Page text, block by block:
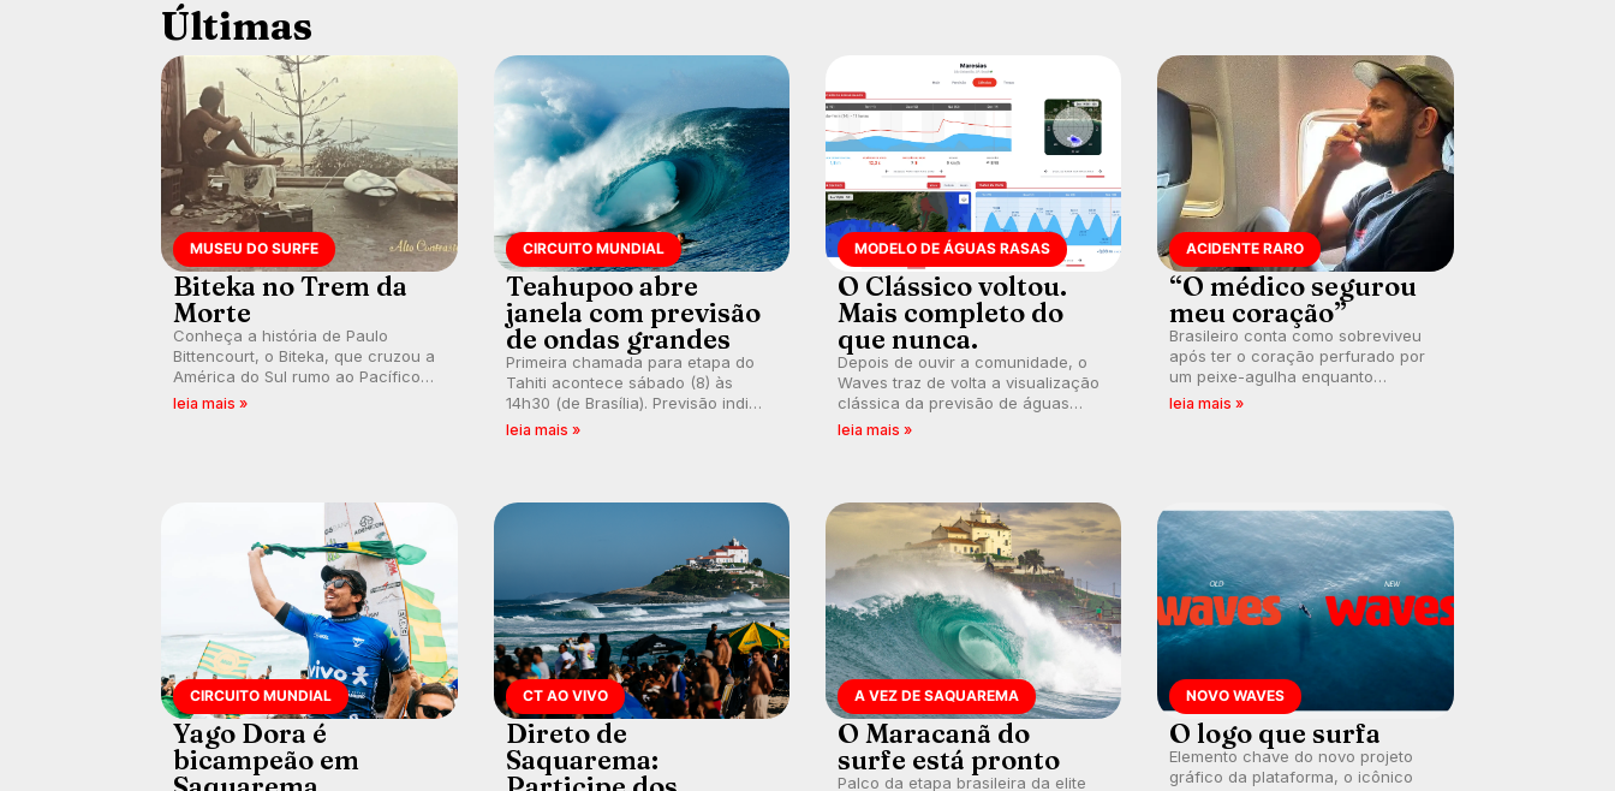
Últimas
MUSEU DO SURFE
Biteka no Trem da
Morte
Conheça a história de Paulo
Bittencourt, o Biteka, que cruzou a
América do Sul rumo ao Pacífico
em uma jornada que se tornou um
leia mais »
CIRCUITO MUNDIAL
Teahupoo abre
janela com previsão
de ondas grandes
Primeira chamada para etapa do
Tahiti acontece sábado (8) às
14h30 (de Brasília). Previsão indica
swell consistente. Medina
leia mais »
MODELO DE ÁGUAS RASAS
O Clássico voltou.
Mais completo do
que nunca.
Depois de ouvir a comunidade, o
Waves traz de volta a visualização
clássica da previsão de águas
rasas, agora integrada à nova
leia mais »
ACIDENTE RARO
“O médico segurou
meu coração”
Brasileiro conta como sobreviveu
após ter o coração perfurado por
um peixe-agulha enquanto
surfava na Costa Rica.
leia mais »
CIRCUITO MUNDIAL
Yago Dora é
bicampeão em
CT AO VIVO
Direto de
Saquarema:
A VEZ DE SAQUAREMA
O Maracanã do
surfe está pronto
Palco da etapa brasileira da elite
NOVO WAVES
O logo que surfa
Elemento chave do novo projeto
gráfico da plataforma, o icônico